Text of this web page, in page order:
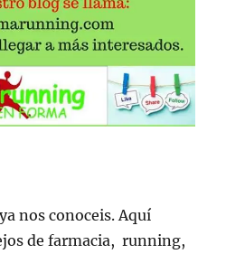
nos conoceis. Aquí
de farmacia, running,